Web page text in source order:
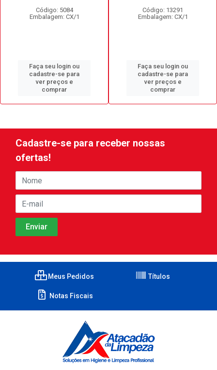
Código: 5084
Embalagem: CX/1
Faça seu login ou
cadastre-se para
ver preços e
comprar
Código: 13291
Embalagem: CX/1
Faça seu login ou
cadastre-se para
ver preços e
comprar
Cadastre-se para receber nossas
ofertas!
Meus Pedidos Títulos
Notas Fiscais